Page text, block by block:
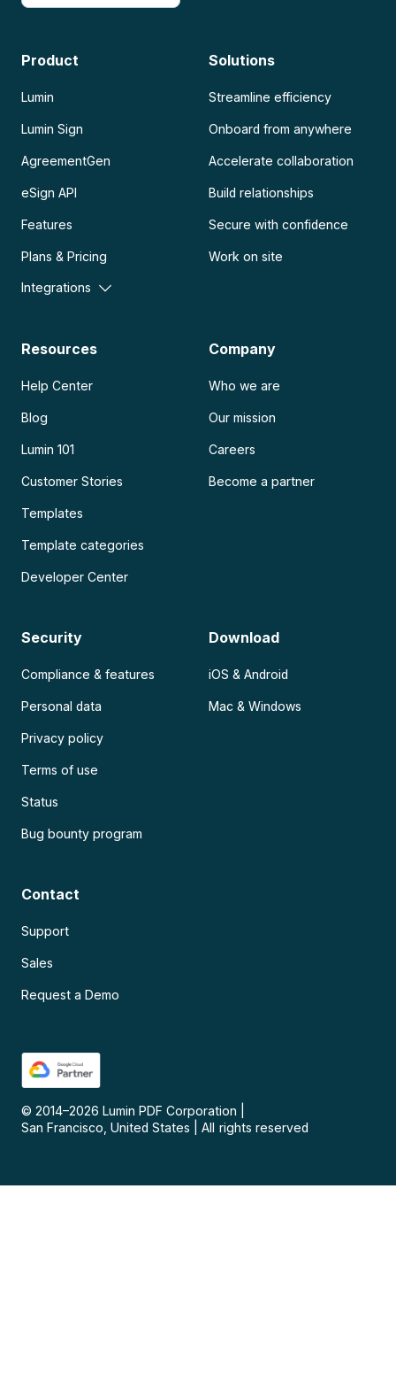
Product
Lumin
Lumin Sign
AgreementGen
eSign API
Features
Plans & Pricing
Integrations
Solutions
Streamline efficiency
Onboard from anywhere
Accelerate collaboration
Build relationships
Secure with confidence
Work on site
Resources
Help Center
Blog
Lumin 101
Customer Stories
Templates
Template categories
Developer Center
Company
Who we are
Our mission
Careers
Become a partner
Security
Compliance & features
Personal data
Privacy policy
Terms of use
Status
Bug bounty program
Download
iOS & Android
Mac & Windows
Contact
Support
Sales
Request a Demo
© 2014–2026 Lumin PDF Corporation
San Francisco, United States
All rights reserved